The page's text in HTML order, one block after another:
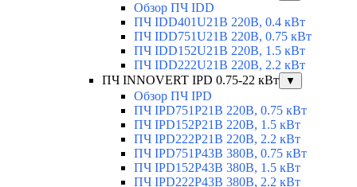
Обзор ПЧ IDD
ПЧ IDD401U21B 220В, 0.4 кВт
ПЧ IDD751U21B 220В, 0.75 кВт
ПЧ IDD152U21B 220В, 1.5 кВт
ПЧ IDD222U21B 220В, 2.2 кВт
ПЧ INNOVERT IPD 0.75-22 кВт
▼
Обзор ПЧ IPD
ПЧ IPD751P21B 220В, 0.75 кВт
ПЧ IPD152P21B 220В, 1.5 кВт
ПЧ IPD222P21B 220В, 2.2 кВт
ПЧ IPD751P43B 380В, 0.75 кВт
ПЧ IPD152P43B 380В, 1.5 кВт
ПЧ IPD222P43B 380В, 2.2 кВт